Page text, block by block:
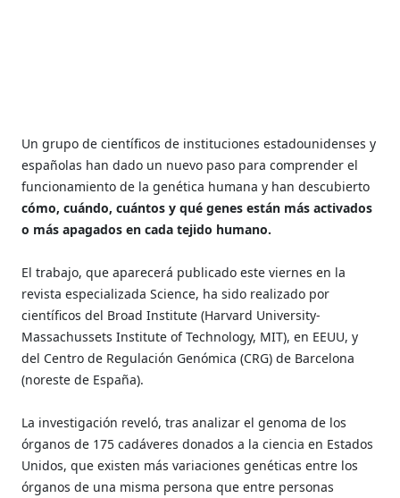
Un grupo de científicos de instituciones estadounidenses y
españolas han dado un nuevo paso para comprender el
funcionamiento de la genética humana y han descubierto
cómo, cuándo, cuántos y qué genes están más activados
o más apagados en cada tejido humano.
El trabajo, que aparecerá publicado este viernes en la
revista especializada Science, ha sido realizado por
científicos del Broad Institute (Harvard University-
Massachussets Institute of Technology, MIT), en EEUU, y
del Centro de Regulación Genómica (CRG) de Barcelona
(noreste de España).
La investigación reveló, tras analizar el genoma de los
órganos de 175 cadáveres donados a la ciencia en Estados
Unidos, que existen más variaciones genéticas entre los
órganos de una misma persona que entre personas